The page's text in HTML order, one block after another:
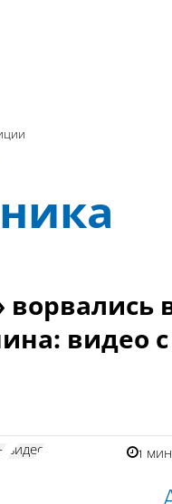
видео с
видео 1